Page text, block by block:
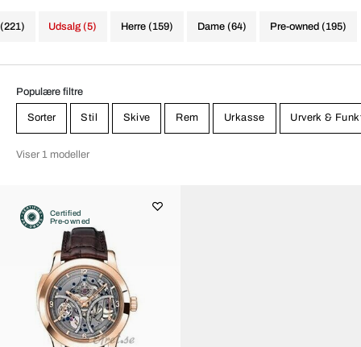
Herre (159) Dame (64) Pre-owned (195)
Udsalg (5)
Populære filtre
Sorter Stil Skive Rem Urkasse Urverk &
Viser 1 modeller
Certified
Pre-owned